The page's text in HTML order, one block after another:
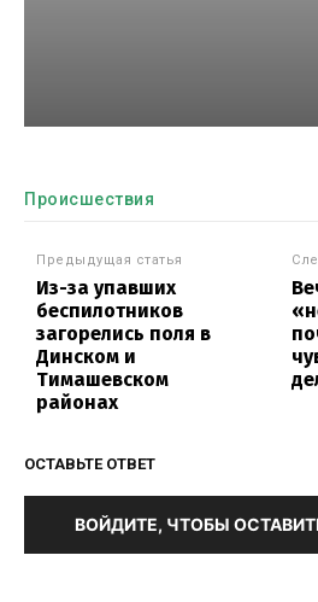
Происшествия
Предыдущая статья
Из-за упавших
беспилотников
загорелись поля в
Динском и
Тимашевском
районах
ОСТАВЬТЕ ОТВЕТ
ВОЙДИТЕ, ЧТОБЫ